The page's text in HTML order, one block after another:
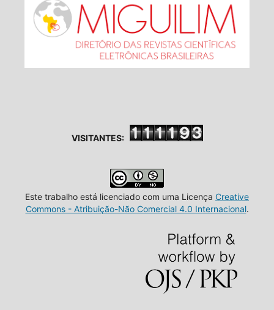
VISITANTES:
Este trabalho está licenciado com uma Licença Creative
Commons - Atribuição-Não Comercial 4.0 Internacional.